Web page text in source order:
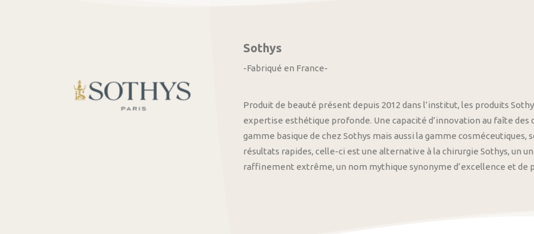
Sothys
-Fabriqué en France-
Produit de beauté présent depuis 2012 dans l’institut, les produits
expertise esthétique profonde. Une capacité d’innovation au faîte
gamme basique de chez Sothys mais aussi la gamme
résultats rapides, celle-ci est une alternative à la chirurgie Sothys, un
raffinement extrême, un nom mythique synonyme d’excellence et de